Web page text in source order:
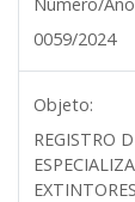
0059/2024
Objeto:
REGISTRO